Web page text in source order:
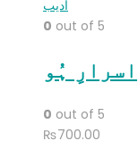
ادیب
0 out of 5
اسرارِ ہُو
0 out of 5
₨700.00